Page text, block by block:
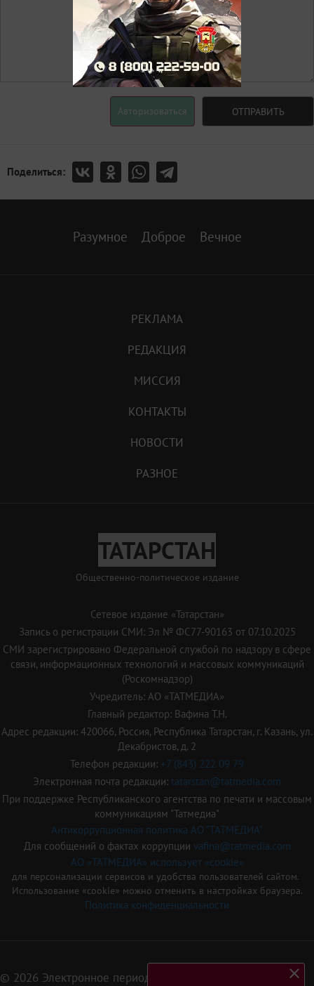
Авторизоваться ОТПРАВИТЬ
Поделиться:
Разумное Доброе Вечное
РЕКЛАМА
РЕДАКЦИЯ
МИССИЯ
КОНТАКТЫ
НОВОСТИ
РАЗНОЕ
ТАТАРСТАН
Общественно-политическое издание
Сетевое издание «Татарстан»
Запись о регистрации СМИ: Эл № ФС77-90163 от 07.10.2025
СМИ зарегистрировано Федеральной службой по надзору в сфере
связи, информационных технологий и массовых коммуникаций
(Роскомнадзор)
Учредитель: АО «ТАТМЕДИА»
Главный редактор: Вафина Т.Н.
Адрес редакции: 420066, Россия, Республика Татарстан, г. Казань, ул.
Декабристов, д. 2
Телефон редакции: +7 (843) 222 09 79
Электронная почта редакции: tatarstan@tatmedia.com
При поддержке Республиканского агентства по печати и массовым
коммуникациям "Татмедиа"
Антикоррупционная политика АО "ТАТМЕДИА"
Для сообщений о фактах коррупции vafina@tatmedia.com
АО «ТАТМЕДИА» использует «cookie»
для персонализации сервисов и удобства пользователей сайтом.
Использование «cookie» можно отменить в настройках браузера.
Политика конфиденциальности
© 2026 Электронное периодическое издание «Татарстан»